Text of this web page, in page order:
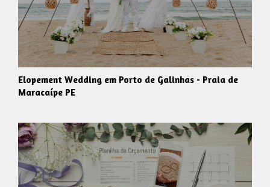
Elopement Wedding em Porto de Galinhas - Praia de
Maracaípe PE